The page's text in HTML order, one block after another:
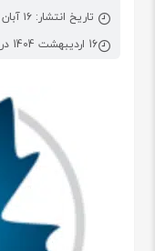
تاریخ انتشار: ۱۶ آبان ۱۴۰۲
16 اردیبهشت 1404 در 1:07 ب.ظ